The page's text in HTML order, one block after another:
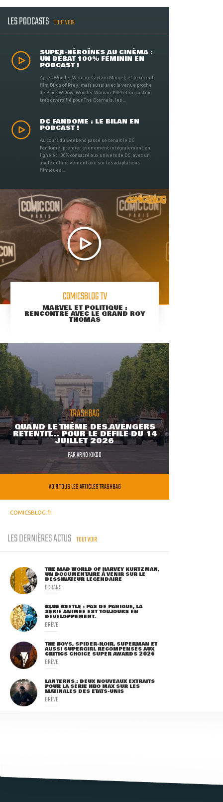
LES PODCASTS TOUT VOIR
SUPER-HÉROÏNES AU CINÉMA :
UN DÉBAT 100% FÉMININ EN
PODCAST !
Après Wonder Woman, Captain Marvel, et le récent
film Birds of Prey, mais aussi avec la venue proche
de Black Widow, Wonder Woman 1984 et un casting
très diversifié pour The Eternals, les ...
DC FANDOME : LE BILAN EN
PODCAST !
Au cours du weekend passé se tenait le DC
Fandome, premier évènement intégralement en
ligne et 100% consacré aux univers de DC, avec un
angle définitivement axé sur les adaptations
filmiques ...
COMICSBLOG TV
MARVEL ET POLITIQUE :
RENCONTRE AVEC LE GRAND ROY
THOMAS
TRASHBAG
QUAND LE THÈME DES AVENGERS
RETENTIT... POUR LE DÉFILÉ DU 14
JUILLET 2026
PARARNO KIKOO
VOIR TOUS LES ARTICLES TRASHBAG
COMICSBLOG.fr
LES DERNIÈRES ACTUS TOUT VOIR
THE MAD WORLD OF HARVEY KURTZMAN,
UN DOCUMENTAIRE À VENIR SUR LE
DESSINATEUR LÉGENDAIRE
ECRANS
BLUE BEETLE : PAS DE PANIQUE, LA
SÉRIE ANIMÉE EST TOUJOURS EN
DÉVELOPPEMENT.
BRÈVE
THE BOYS, SPIDER-NOIR, SUPERMAN ET
AUSSI SUPERGIRL RÉCOMPENSÉS AUX
CRITICS CHOICE SUPER AWARDS 2026
BRÈVE
LANTERNS : DEUX NOUVEAUX EXTRAITS
POUR LA SÉRIE HBO MAX SUR LES
MATINALES DES ETATS-UNIS
BRÈVE